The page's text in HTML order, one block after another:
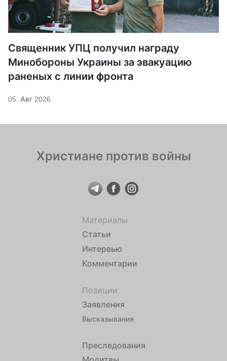
Священник УПЦ получил награду
Минобороны Украины за эвакуацию
раненых с линии фронта
05. Авг 2026
Христиане против войны
Материалы
Статьи
Интервью
Комментарии
Позиции
Заявления
Высказывания
Преследования